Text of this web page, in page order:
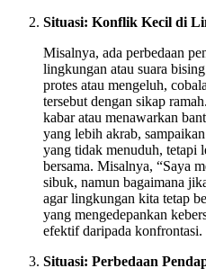
Situasi: Konflik Kecil di
Misalnya, ada perbedaan
lingkungan atau suara
protes atau mengeluh,
tersebut dengan sikap
kabar atau menawarkan
yang lebih akrab,
yang tidak menuduh, tetapi
bersama. Misalnya, “Saya
sibuk, namun bagaimana
agar lingkungan kita tetap
yang mengedepankan
efektif daripada konfrontasi.
Situasi: Perbedaan